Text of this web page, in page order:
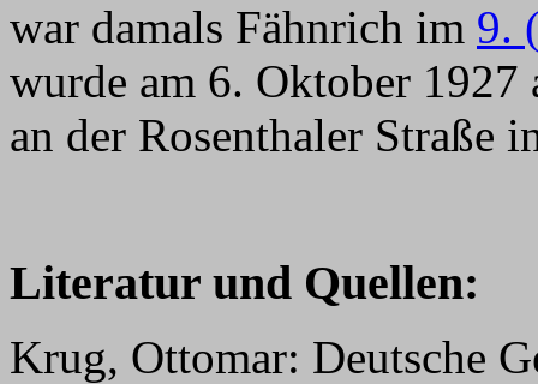
war damals Fähnrich im 9.
wurde am 6. Oktober
an der Rosenthaler Straße
Literatur und Quellen:
Krug, Ottomar: Deutsche